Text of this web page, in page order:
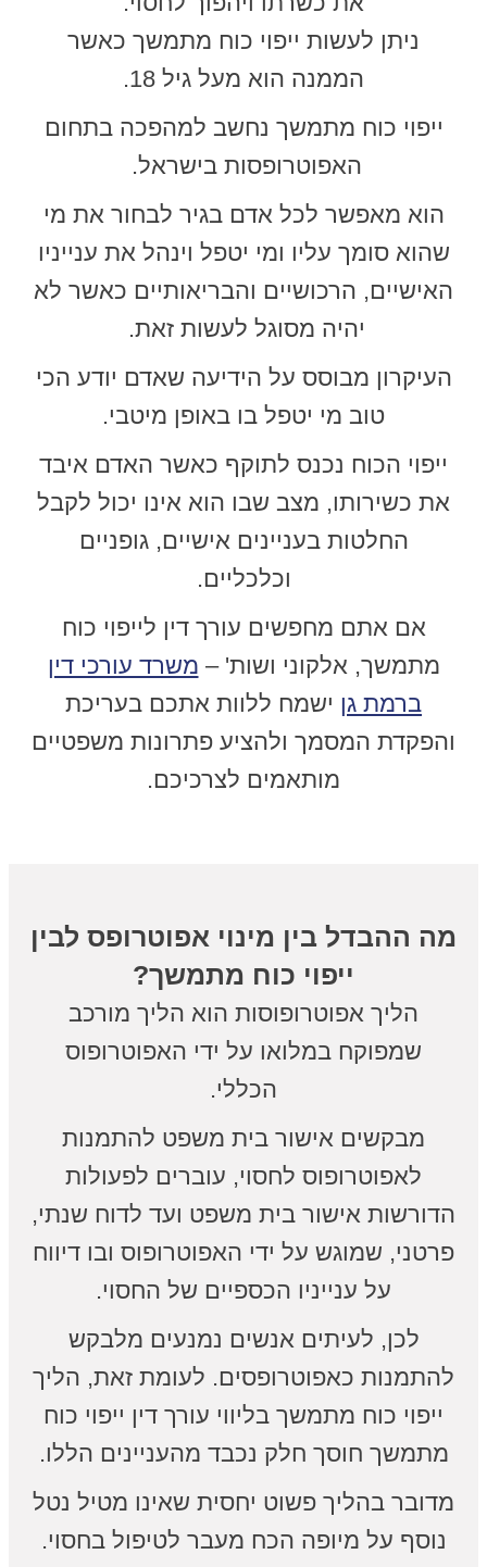
ניתן לעשות ייפוי כוח מתמשך כאשר
הממנה הוא מעל גיל 18.
ייפוי כוח מתמשך נחשב למהפכה בתחום
האפוטרופסות בישראל.
הוא מאפשר לכל אדם בגיר לבחור את מי
שהוא סומך עליו ומי יטפל וינהל את ענייניו
האישיים, הרכושיים והבריאותיים כאשר לא
יהיה מסוגל לעשות זאת.
העיקרון מבוסס על הידיעה שאדם יודע הכי
טוב מי יטפל בו באופן מיטבי.
ייפוי הכוח נכנס לתוקף כאשר האדם איבד
את כשירותו, מצב שבו הוא אינו יכול לקבל
החלטות בעניינים אישיים, גופניים
וכלכליים.
אם אתם מחפשים עורך דין לייפוי כוח
מתמשך, אלקוני ושות' – משרד עורכי דין
ברמת גן ישמח ללוות אתכם בעריכת
והפקדת המסמך ולהציע פתרונות משפטיים
מותאמים לצרכיכם.
מה ההבדל בין מינוי אפוטרופס לבין
ייפוי כוח מתמשך?
הליך אפוטרופוסות הוא הליך מורכב
שמפוקח במלואו על ידי האפוטרופוס
הכללי.
מבקשים אישור בית משפט להתמנות
לאפוטרופוס לחסוי, עוברים לפעולות
הדורשות אישור בית משפט ועד לדוח שנתי,
פרטני, שמוגש על ידי האפוטרופוס ובו דיווח
על ענייניו הכספיים של החסוי.
לכן, לעיתים אנשים נמנעים מלבקש
להתמנות כאפוטרופסים. לעומת זאת, הליך
ייפוי כוח מתמשך בליווי עורך דין ייפוי כוח
מתמשך חוסך חלק נכבד מהעניינים הללו.
מדובר בהליך פשוט יחסית שאינו מטיל נטל
נוסף על מיופה הכח מעבר לטיפול בחסוי.